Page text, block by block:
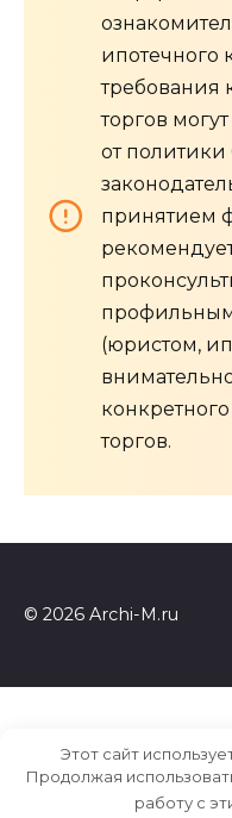
ипотечного
требования
торгов
от политики
принятием
(юристом,
торгов.
© 2026 Archi-M.ru
Этот сайт
Продолжая
работу с